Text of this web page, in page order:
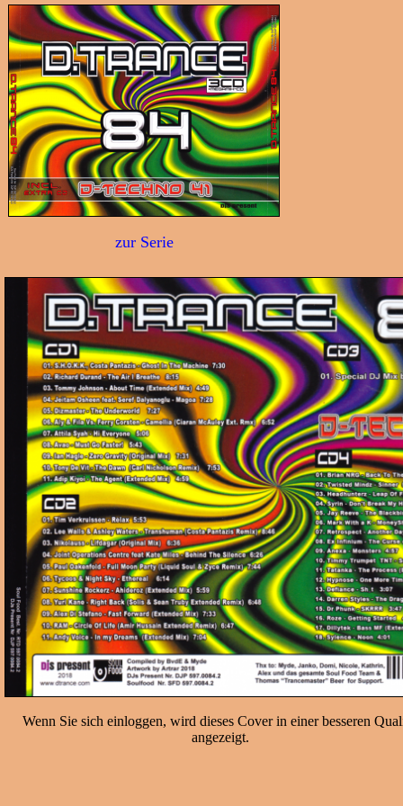
zur Serie
Wenn Sie sich einloggen, wird dieses Cover in einer besseren
angezeigt.